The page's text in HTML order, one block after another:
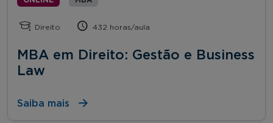
Direito 432 horas/aula
MBA em Direito: Gestão e Business
Law
Saiba mais